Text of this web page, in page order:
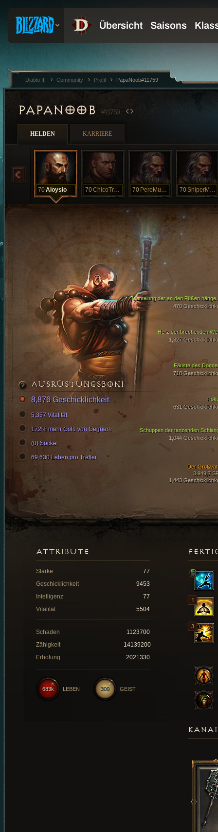
PAPANOOB #11759
HELDEN KARRIERE
70Aloysio 70 ChicoTreva 70 PeroMucho 70 SniperMangol
Herz der brechenden
1,327
Fäuste des
718
Mantelung
470
Schuppen der tanzenden
1,044
Der
3.949,7
1,443
631
AUSRÜSTUNGSBONI
8,876 Geschicklichkeit
5,357 Vitalität
172% mehr Gold von Gegnern
(0) Sockel
69,630 Leben pro Treffer
ATTRIBUTE
Stärke
77
Geschicklichkeit
9453
Intelligenz
77
Vitalität
5504
Schaden
1123700
Zähigkeit
14139200
Erholung
2021330
300 GEIST
683k LEBEN
Diablo III Community Profil PapaNoob#11759